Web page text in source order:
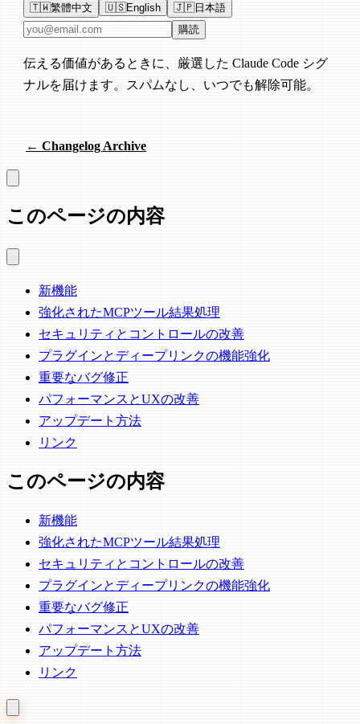
🇹🇼繁體中文 🇺🇸English 🇯🇵日本語
メールアドレス 購読
伝える価値があるときに、厳選した Claude Code シグ
ナルを届けます。スパムなし、いつでも解除可能。
← Changelog Archive
このページの内容
新機能
強化されたMCPツール結果処理
セキュリティとコントロールの改善
プラグインとディープリンクの機能強化
重要なバグ修正
パフォーマンスとUXの改善
アップデート方法
リンク
このページの内容
新機能
強化されたMCPツール結果処理
セキュリティとコントロールの改善
プラグインとディープリンクの機能強化
重要なバグ修正
パフォーマンスとUXの改善
アップデート方法
リンク